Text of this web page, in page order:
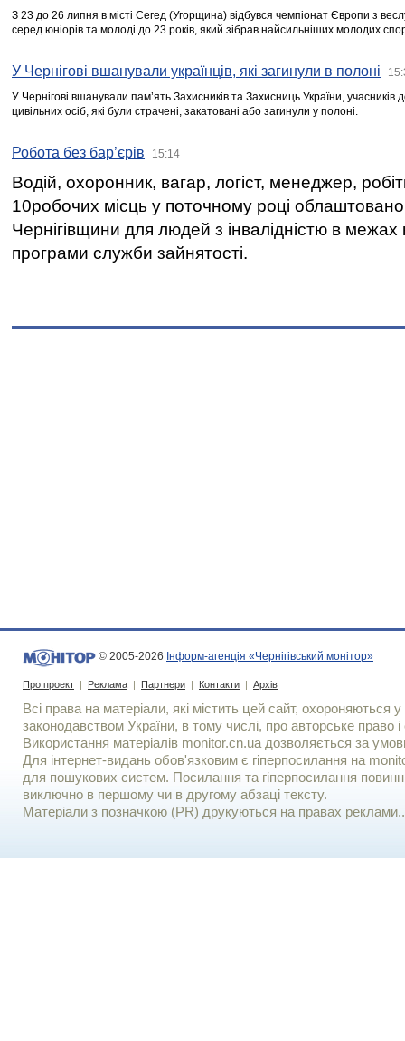
З 23 до 26 липня в місті Сегед (Угорщина) відбувся чемпіонат Європи з
серед юніорів та молоді до 23 років, який зібрав найсильніших молодих
У Чернігові вшанували українців, які загинули в полоні
У Чернігові вшанували пам’ять Захисників та Захисниць України,
цивільних осіб, які були страчені, закатовані або загинули у полоні.
Робота без бар’єрів 15:14
Водій, охоронник, вагар, логіст, менеджер,
10робочих місць у поточному році
Чернігівщини для людей з інвалідністю в межах
програми служби зайнятості.
© 2005-2026 Інформ-агенція «Чернігівський монітор»
Про проект | Реклама | Партнери | Контакти | Архів
Всі права на матеріали, які містить цей сайт, охороняються у
законодавством України, в тому числі, про авторське право і
Використання матерiалiв monitor.cn.ua дозволяється за
Для iнтернет-видань обов'язковим є гiперпосилання на
для пошукових систем. Посилання та гіперпосилання
виключно в першому чи в другому абзаці тексту.
Матеріали з позначкою (PR) друкуються на правах реклами..